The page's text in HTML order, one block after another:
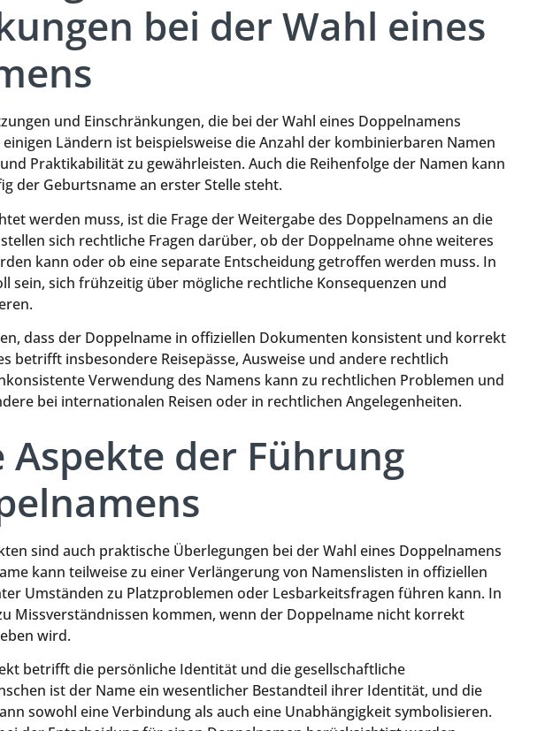
bei der Wahl eines
und Einschränkungen, die bei der Wahl eines Doppelnamens
Ländern ist beispielsweise die Anzahl der kombinierbaren Namen
Praktikabilität zu gewährleisten. Auch die Reihenfolge der Namen kann
der Geburtsname an erster Stelle steht.
werden muss, ist die Frage der Weitergabe des Doppelnamens an die
sich rechtliche Fragen darüber, ob der Doppelname ohne weiteres
kann oder ob eine separate Entscheidung getroffen werden muss. In
sein, sich frühzeitig über mögliche rechtliche Konsequenzen und
dass der Doppelname in offiziellen Dokumenten konsistent und korrekt
betrifft insbesondere Reisepässe, Ausweise und andere rechtlich
Verwendung des Namens kann zu rechtlichen Problemen und
bei internationalen Reisen oder in rechtlichen Angelegenheiten.
Aspekte der Führung
sind auch praktische Überlegungen bei der Wahl eines Doppelnamens
kann teilweise zu einer Verlängerung von Namenslisten in offiziellen
Umständen zu Platzproblemen oder Lesbarkeitsfragen führen kann. In
Missverständnissen kommen, wenn der Doppelname nicht korrekt
wird.
betrifft die persönliche Identität und die gesellschaftliche
ist der Name ein wesentlicher Bestandteil ihrer Identität, und die
sowohl eine Verbindung als auch eine Unabhängigkeit symbolisieren.